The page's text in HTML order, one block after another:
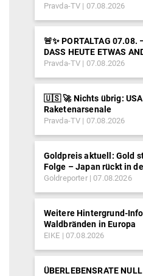
Pravda-TV 07.08.2026
🚨✨ PORTALTAG 07.08.
DASS HEUTE ETWAS
Pravda-TV 07.08.2026
🇺🇸 🚀 Nichts übrig:
Raketenarsenale
Pravda-TV 07.08.2026
Goldpreis aktuell: Gold
Folge – Japan rückt in
Goldreporter 07.08.2026
Weitere Hintergrund-
Waldbränden in Europa
EIKE 07.08.2026
ÜBERLEBENSRATE